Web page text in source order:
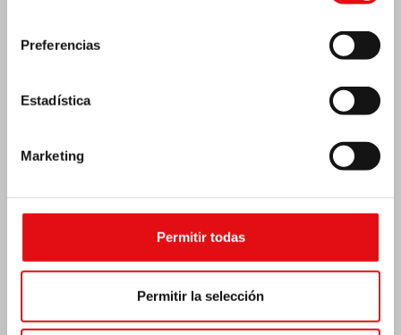
Preferencias
Estadística
Marketing
Permitir todas
Permitir la selección